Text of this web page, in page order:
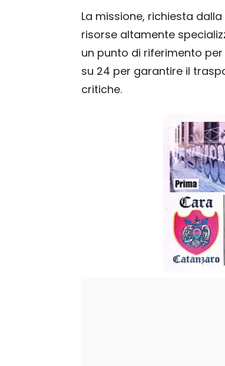
La missione, richiesta
risorse altamente
un punto di riferimento
su 24 per garantire il
critiche.